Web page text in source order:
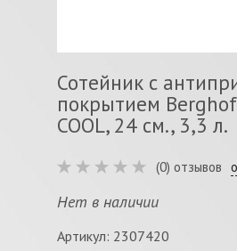
Сотейник с
покрытием
COOL, 24 см., 3,3 л.
(0) отзывов
Нет в наличии
Артикул: 2307420